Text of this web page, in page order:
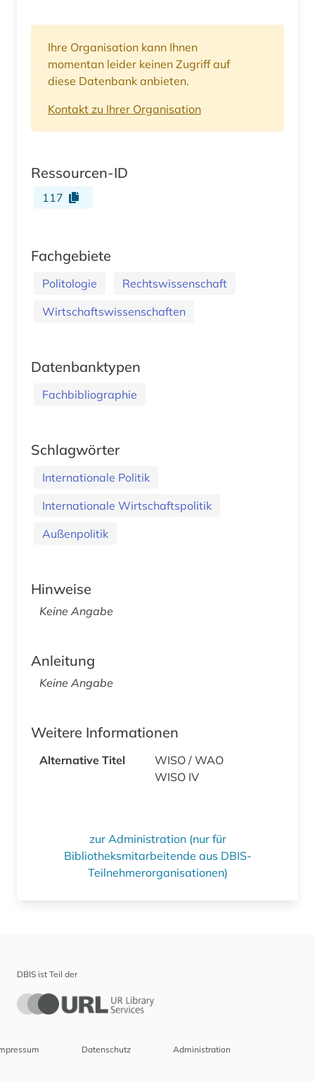
Ihre Organisation kann Ihnen
momentan leider keinen Zugriff auf
diese Datenbank anbieten.
Kontakt zu Ihrer Organisation
Ressourcen-ID
117
Fachgebiete
Politologie
Rechtswissenschaft
Wirtschaftswissenschaften
Datenbanktypen
Fachbibliographie
Schlagwörter
Internationale Politik
Internationale Wirtschaftspolitik
Außenpolitik
Hinweise
Keine Angabe
Anleitung
Keine Angabe
Weitere Informationen
Alternative Titel
WISO / WAO
WISO IV
zur Administration (nur für
Bibliotheksmitarbeitende aus DBIS-
Teilnehmerorganisationen)
DBIS ist Teil der
Datenschutz Administration